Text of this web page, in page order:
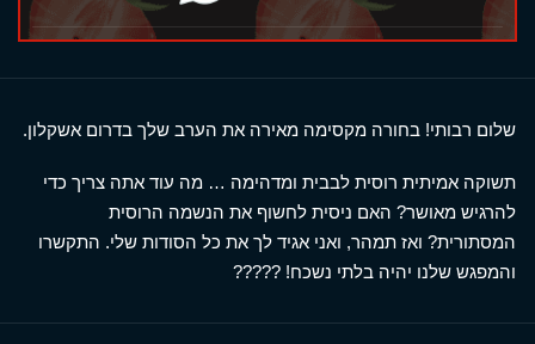
שלום רבותי! בחורה מקסימה מאירה את הערב שלך בדרום אשקלון.
תשוקה אמיתית רוסית לבבית ומדהימה … מה עוד אתה צריך כדי
להרגיש מאושר? האם ניסית לחשוף את הנשמה הרוסית
המסתורית? ואז תמהר, ואני אגיד לך את כל הסודות שלי. התקשרו
והמפגש שלנו יהיה בלתי נשכח! ?????